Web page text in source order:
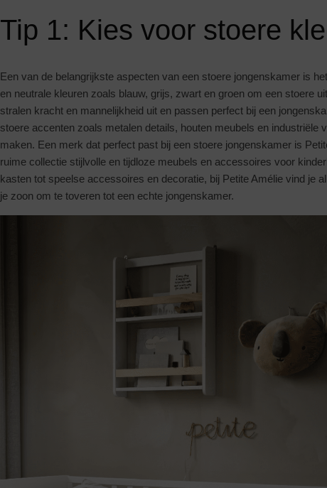
Tip 1: Kies voor stoere
Een van de belangrijkste aspecten van een stoere jongenskamer is
en neutrale kleuren zoals blauw, grijs, zwart en groen om een stoere
stralen kracht en mannelijkheid uit en passen perfect bij een
stoere accenten zoals metalen details, houten meubels en industriële
maken. Een merk dat perfect past bij een stoere jongenskamer is
ruime collectie stijlvolle en tijdloze meubels en accessoires voor
kasten tot speelse accessoires en decoratie, bij Petite Amélie vind je
je zoon om te toveren tot een echte jongenskamer.